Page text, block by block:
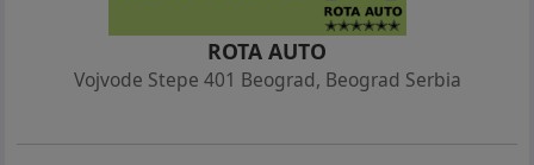
ROTA AUTO
Vojvode Stepe 401 Beograd, Beograd Serbia